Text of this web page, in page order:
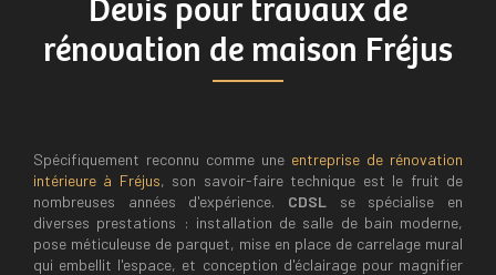
rénovation de maison Fréjus
Spécifiquement reconnu comme une entreprise de rénovation
intérieure à Fréjus, son savoir-faire technique est le fruit de
nombreuses années d'expérience. CDSL se spécialise en
diverses prestations : installation de salle de bain moderne,
pose méticuleuse de parquet, mise en place de carrelage mural
qui embellit l'espace, et conception d'éclairage pour magnifier